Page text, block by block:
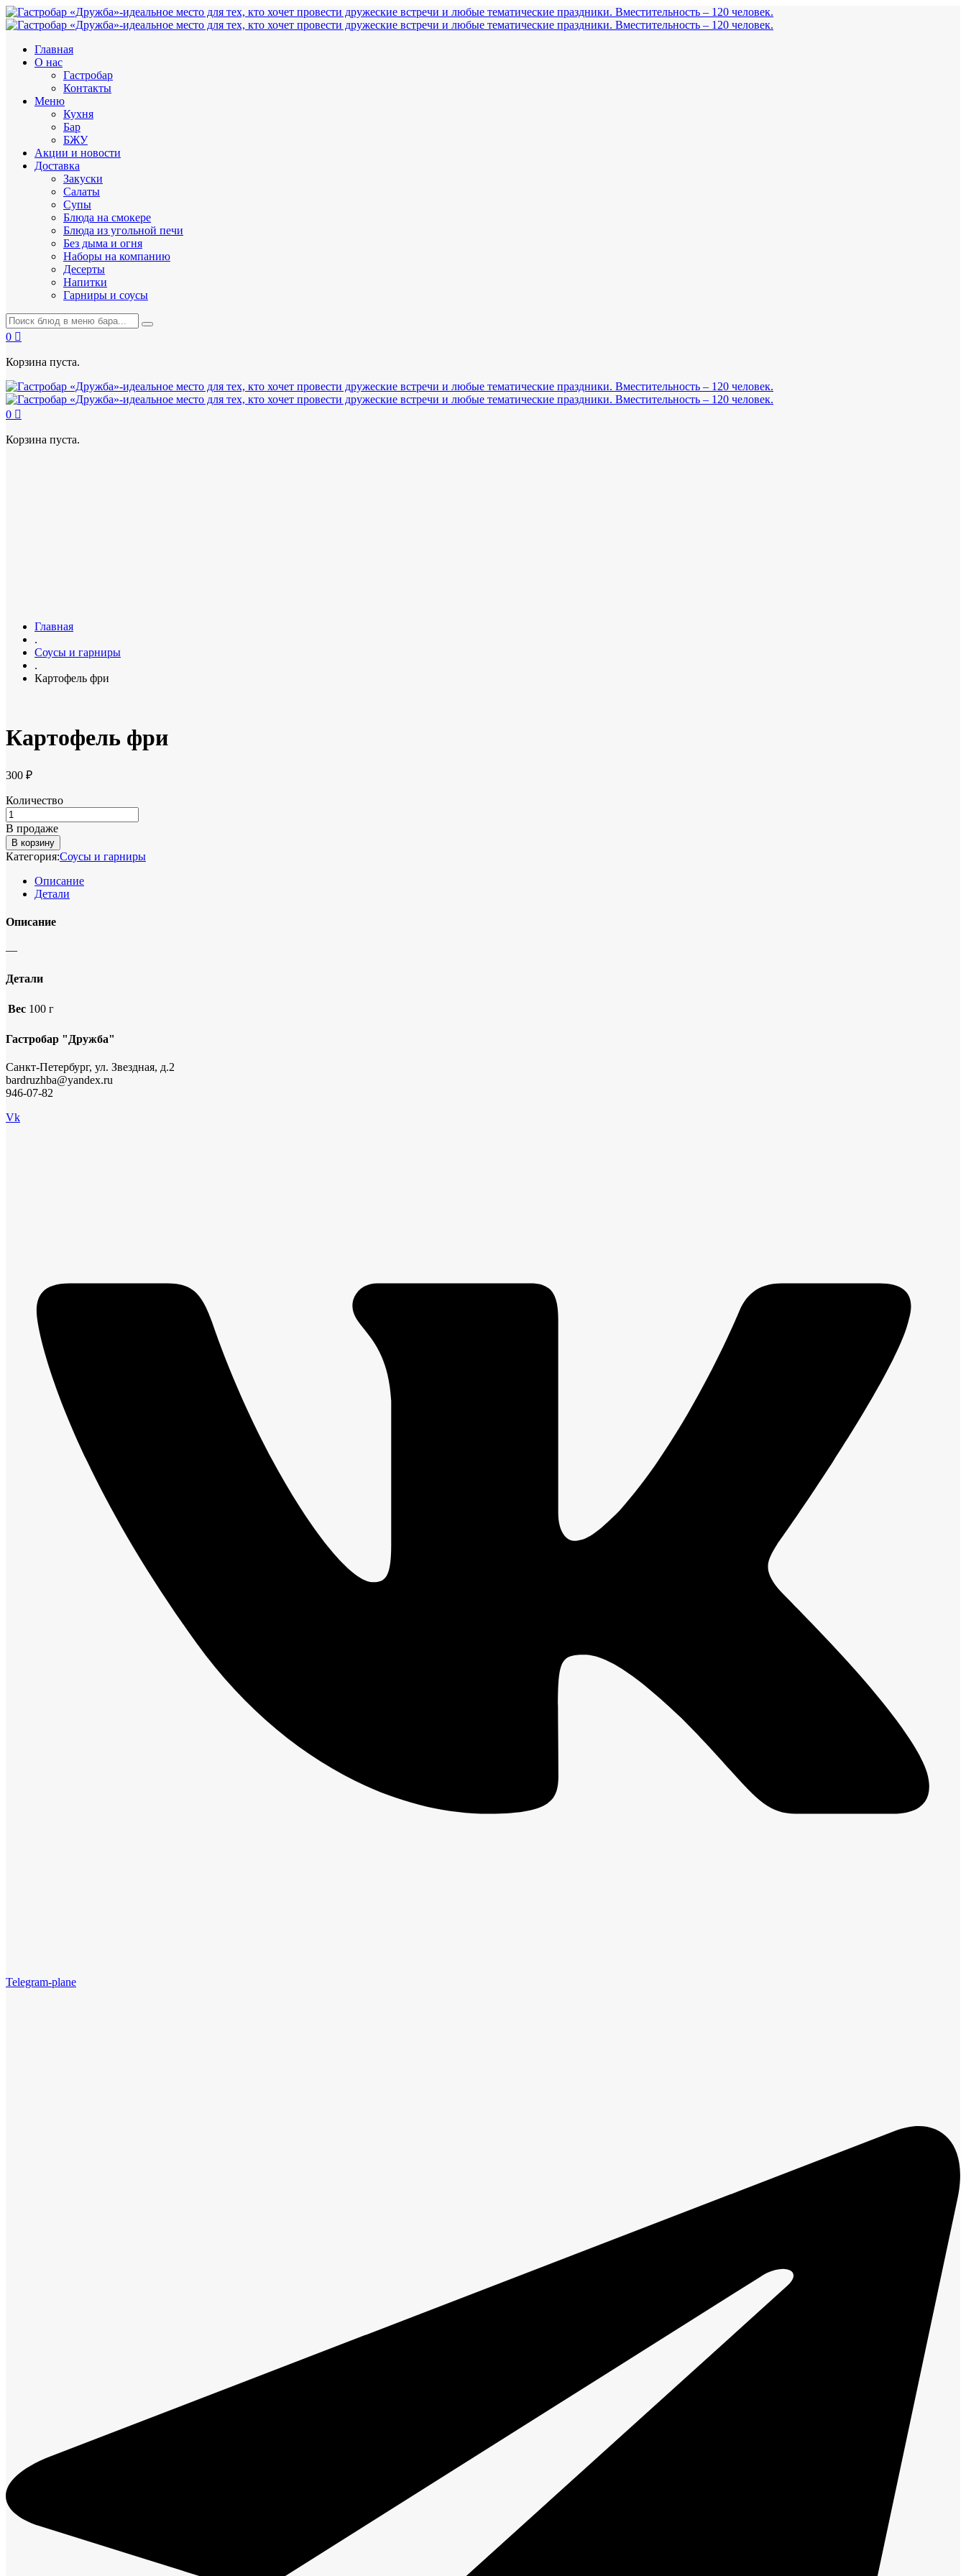
Главная
О нас
Гастробар
Контакты
Меню
Кухня
Бар
БЖУ
Акции и новости
Доставка
Закуски
Салаты
Супы
Блюда на смокере
Блюда из угольной печи
Без дыма и огня
Наборы на компанию
Десерты
Напитки
Гарниры и соусы
0
Корзина пуста.
0
Корзина пуста.
Главная
.
Соусы и гарниры
.
Картофель фри
Картофель фри
300 ₽
Количество
В продаже
В корзину
Категория:Соусы и гарниры
Описание
Детали
Описание
—
Детали
Вес 100 г
Гастробар "Дружба"
Санкт-Петербург, ул. Звездная, д.2
bardruzhba@yandex.ru
946-07-82
Vk
Telegram-plane